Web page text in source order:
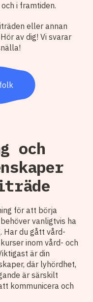
i framtiden.
eller annan
av dig! Vi svarar
och
för att börja
vanligtvis ha
Har du gått vård-
inom vård- och
är din
där lyhördhet,
är särskilt
kommunicera och